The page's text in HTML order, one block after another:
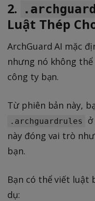
2.
Luật Thép
ArchGuard AI mặc
nhưng nó không thể
công ty bạn.
Từ phiên bản này,
.archguardrules
này đóng vai trò
bạn.
Bạn có thể viết luật
dụ: